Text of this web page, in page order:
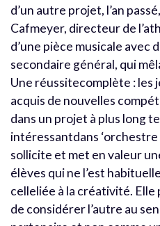
d’un autre projet, l’an
Cafmeyer, directeur de
d’une pièce musicale avec
secondaire général, qui
Une réussitecomplète : les
acquis de nouvelles
dans un projet à plus long
intéressantdans ‘orchestre à
sollicite et met en valeur
élèves qui ne l’est
celleliée à la créativité. Elle
de considérer l’autre au